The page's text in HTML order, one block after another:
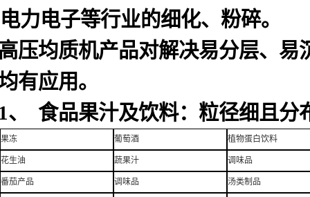
电力电子等行业的细化、粉碎。
压均质机产品对解决易分层、
有应用。
、 食品果汁及饮料：粒径细且分
果冻 葡萄酒 植物蛋白饮料
花生油 蔬果汁 调味品
番茄产品 调味品 汤类制品